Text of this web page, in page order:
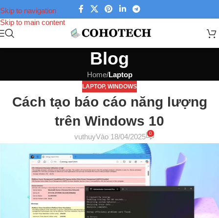
Skip to navigation
Skip to main content
Blog
Home/Laptop
LAPTOP, WINDOWS
Cách tạo báo cáo năng lượng
trên Windows 10
vuthuyVào 18/04/2025 0